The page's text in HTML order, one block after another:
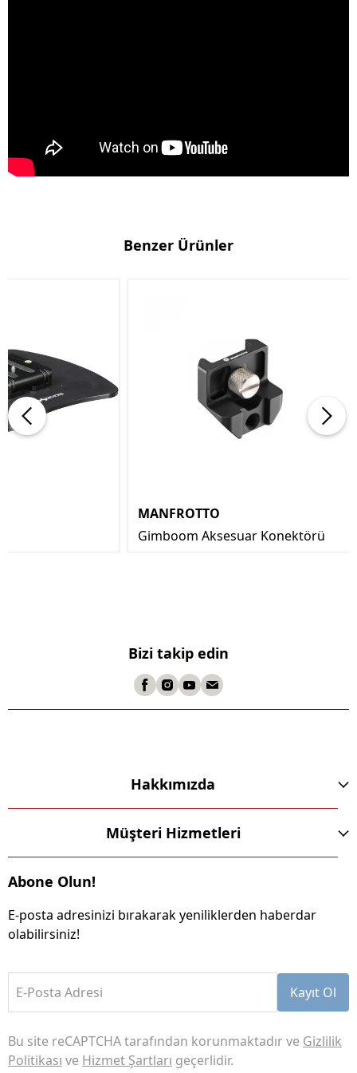
Benzer Ürünler
MANFROTTO
Gimboom Aksesuar Konektörü
Bizi takip edin
Hakkımızda
Müşteri Hizmetleri
Abone Olun!
E-posta adresinizi bırakarak yeniliklerden haberdar
olabilirsiniz!
E-Posta Adresi Kayıt Ol
Bu site reCAPTCHA tarafından korunmaktadır ve Gizlilik
Politikası ve Hizmet Şartları geçerlidir.